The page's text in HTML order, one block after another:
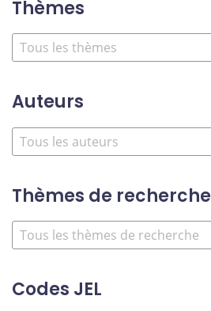
Thèmes
Auteurs
Thèmes de recherche
Codes JEL